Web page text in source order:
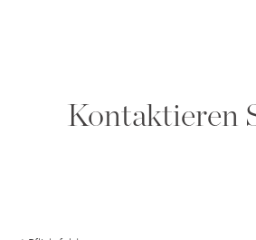
Kontaktieren